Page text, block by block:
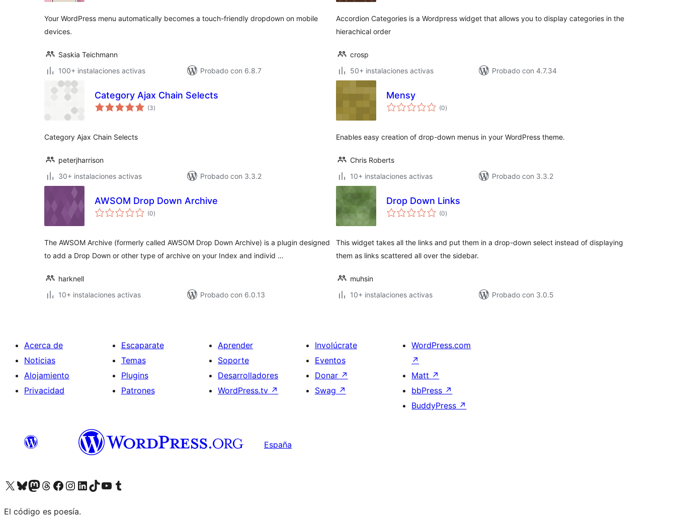
Your WordPress menu automatically becomes a touch-friendly dropdown on mobile
devices.
Saskia Teichmann
100+ instalaciones activas
Probado con 6.8.7
Accordion Categories is a Wordpress widget that allows you to display categories in the
hierachical order
crosp
50+ instalaciones activas
Probado con 4.7.34
Category Ajax Chain Selects
(3valoraciones
en
)
Category Ajax Chain Selects
peterjharrison
30+ instalaciones activas
Probado con 3.3.2
Mensy
(0valoraciones
en
)
Enables easy creation of drop-down menus in your WordPress theme.
Chris Roberts
10+ instalaciones activas
Probado con 3.3.2
AWSOM Drop Down Archive
(0valoraciones
en
)
The AWSOM Archive (formerly called AWSOM Drop Down Archive) is a plugin designed
to add a Drop Down or other type of archive on your Index and individ …
harknell
10+ instalaciones activas
Probado con 6.0.13
Drop Down Links
(0valoraciones
en
)
This widget takes all the links and put them in a drop-down select instead of displaying
them as links scattered all over the sidebar.
muhsin
10+ instalaciones activas
Probado con 3.0.5
Acerca de
Noticias
Alojamiento
Privacidad
Escaparate
Temas
Plugins
Patrones
Aprender
Soporte
Desarrolladores
WordPress.tv ↗
Involúcrate
Eventos
Donar ↗
Swag ↗
WordPress.com
↗
Matt ↗
bbPress ↗
BuddyPress ↗
España
Visita nuestra cuenta de X (anteriormente Twitter)
Visita nuestra cuenta de Bluesky
Visita nuestra cuenta de Mastodon
Visita nuestra cuenta de Threads
Visita nuestra página de Facebook
Visita nuestra cuenta de Instagram
Visita nuestra cuenta de LinkedIn
Visita nuestra cuenta de TikTok
Visita nuestro canal de YouTube
Visita nuestra cuenta de Tumblr
El código es poesía.